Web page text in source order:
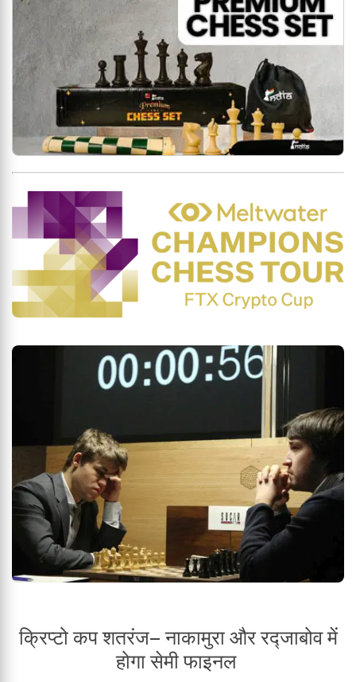
क्रिप्टो कप शतरंज– नाकामुरा और रद्जाबोव में
होगा सेमी फाइनल